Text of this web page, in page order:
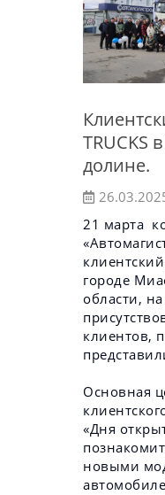
TRUCKS
долине.
21 марта
клиентский
городе
области,
клиентов,
Основная
«Дня
новыми